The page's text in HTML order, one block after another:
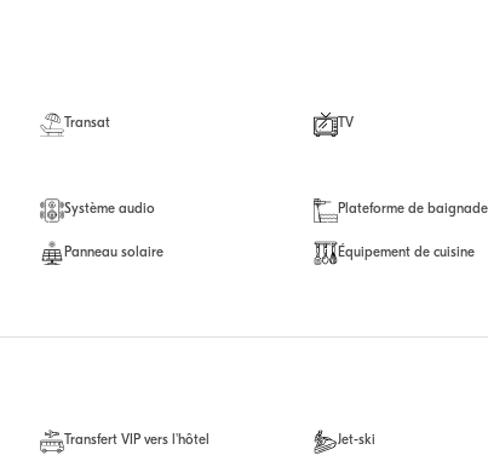
Transat TV
Système audio Plateforme de baignade
Panneau solaire Équipement de cuisine
Transfert VIP vers l'hôtel Jet-ski